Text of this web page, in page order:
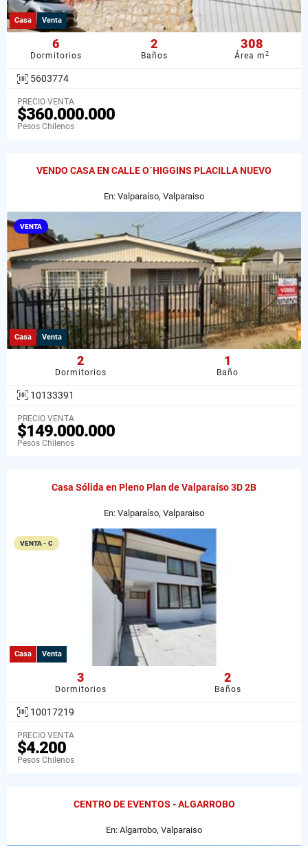
Casa Venta
6
Dormitorios
2
Baños
308
Área m2
5603774
PRECIO VENTA
$360.000.000
Pesos Chilenos
VENDO CASA EN CALLE O´HIGGINS PLACILLA NUEVO
En: Valparaíso, Valparaiso
VENTA
Casa Venta
2
Dormitorios
1
Baño
10133391
PRECIO VENTA
$149.000.000
Pesos Chilenos
Casa Sólida en Pleno Plan de Valparaíso 3D 2B
En: Valparaíso, Valparaiso
VENTA - C
Casa Venta
3
Dormitorios
2
Baños
10017219
PRECIO VENTA
$4.200
Pesos Chilenos
CENTRO DE EVENTOS - ALGARROBO
En: Algarrobo, Valparaiso